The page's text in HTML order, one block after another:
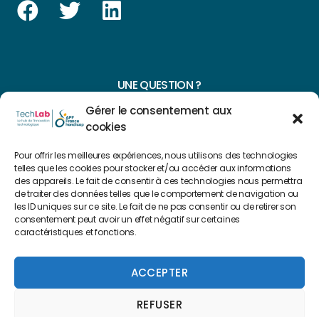
Gérer le consentement aux
cookies
Pour offrir les meilleures expériences, nous utilisons des technologies
telles que les cookies pour stocker et/ou accéder aux informations
des appareils. Le fait de consentir à ces technologies nous permettra
de traiter des données telles que le comportement de navigation ou
les ID uniques sur ce site. Le fait de ne pas consentir ou de retirer son
consentement peut avoir un effet négatif sur certaines
caractéristiques et fonctions.
ACCEPTER
REFUSER
UNE QUESTION ?
CONTACTEZ-NOUS
NAVIGUER SUR NOTRE SITE
Plan du site
FAIRE UN DON
Copyright 2022 © Créé par
Mentions légales